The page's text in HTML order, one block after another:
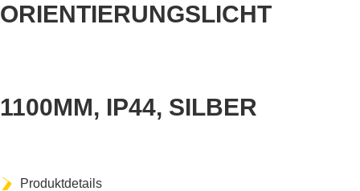
ORIENTIERUNGSLICHT
1100MM, IP44, SILBER
Produktdetails